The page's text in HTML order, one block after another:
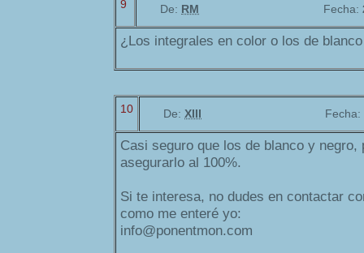
9 De: RM Fecha:
¿Los integrales en color o los de
10 De: XIII Fecha:
Casi seguro que los de blanco y negro,
asegurarlo al 100%.
Si te interesa, no dudes en contactar
como me enteré yo:
info@ponentmon.com